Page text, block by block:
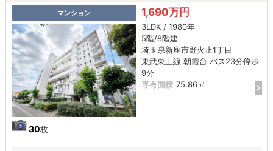
マンション
30枚
1,690万円
3LDK / 1980年
5階/8階建
埼玉県新座市野火止1丁目
東武東上線 朝霞台 バス23分停歩
9分
専有面積 75.86㎡